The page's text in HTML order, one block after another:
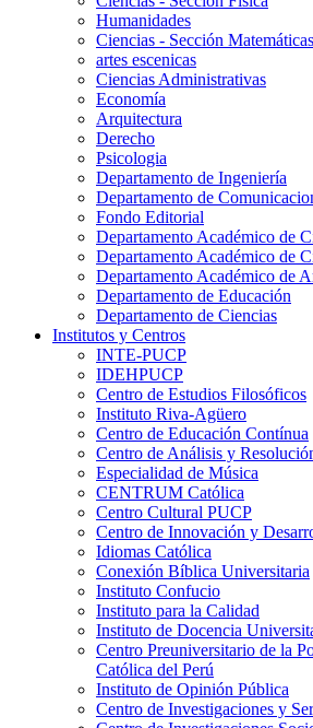
Humanidades
Ciencias - Sección Matemáticas
artes escenicas
Ciencias Administrativas
Economía
Arquitectura
Derecho
Psicologia
Departamento de Ingeniería
Departamento de
Fondo Editorial
Departamento Académico de
Departamento Académico de
Departamento Académico de
Departamento de Educación
Departamento de Ciencias
Institutos y Centros
INTE-PUCP
IDEHPUCP
Centro de Estudios Filosóficos
Instituto Riva-Agüero
Centro de Educación Contínua
Centro de Análisis y
Especialidad de Música
CENTRUM Católica
Centro Cultural PUCP
Centro de Innovación y
Idiomas Católica
Conexión Bíblica Universitaria
Instituto Confucio
Instituto para la Calidad
Instituto de Docencia
Centro Preuniversitario de la
Católica del Perú
Instituto de Opinión Pública
Centro de Investigaciones y